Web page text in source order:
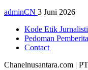
adminCN 3 Juni 2026
Kode Etik
Pedoman
Contact
Chanelnusantara.com |